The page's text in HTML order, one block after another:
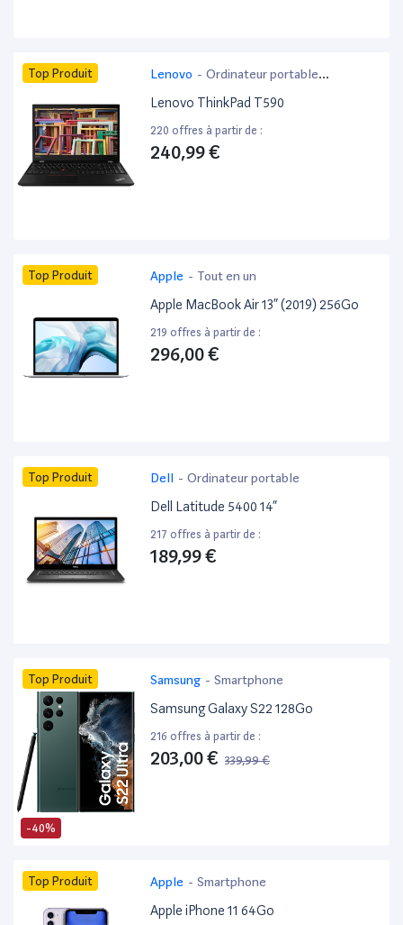
Top Produit Lenovo - Ordinateur portable
bureautique
Lenovo ThinkPad T590
220 offres à partir de :
240,99 €
Top Produit Apple - Tout en un
Apple MacBook Air 13” (2019) 256Go
219 offres à partir de :
296,00 €
Top Produit Dell - Ordinateur portable
Dell Latitude 5400 14”
217 offres à partir de :
189,99 €
-40%
Top Produit Samsung - Smartphone
Samsung Galaxy S22 128Go
216 offres à partir de :
203,00 € 339,99 €
Top Produit Apple - Smartphone
Apple iPhone 11 64Go